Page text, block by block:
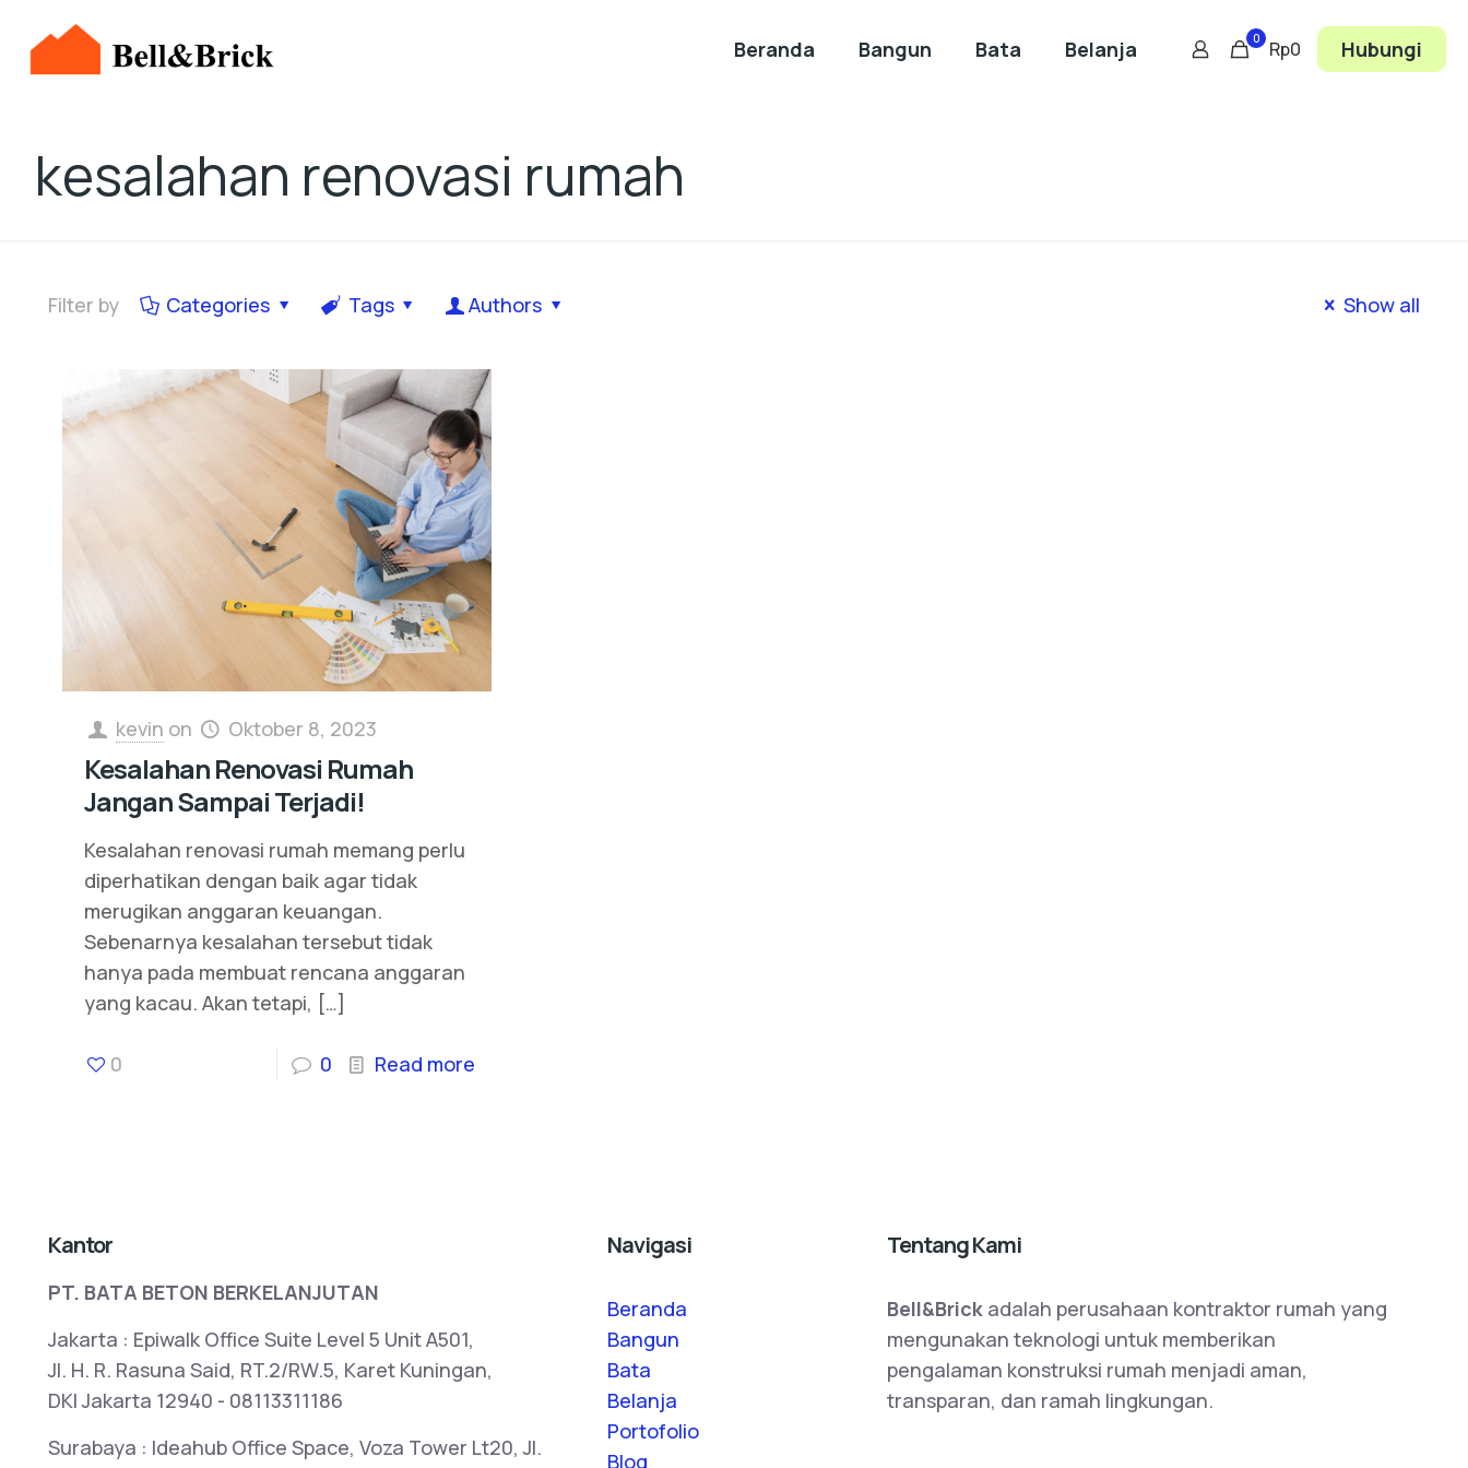
Beranda Bangun Bata Belanja 0 Rp0 Hubungi
kesalahan renovasi rumah
Filter by Categories Tags Authors Show all
kevin on Oktober 8, 2023
Kesalahan Renovasi Rumah
Jangan Sampai Terjadi!
Kesalahan renovasi rumah memang perlu
diperhatikan dengan baik agar tidak
merugikan anggaran keuangan.
Sebenarnya kesalahan tersebut tidak
hanya pada membuat rencana anggaran
yang kacau. Akan tetapi, […]
0 0 Read more
Kantor
PT. BATA BETON BERKELANJUTAN
Jakarta : Epiwalk Office Suite Level 5 Unit A501,
Jl. H. R. Rasuna Said, RT.2/RW.5, Karet Kuningan,
DKI Jakarta 12940 - 08113311186
Surabaya : Ideahub Office Space, Voza Tower Lt20, Jl.
Navigasi
Beranda
Bangun
Bata
Belanja
Portofolio
Blog
Tentang Kami
Bell&Brick adalah perusahaan kontraktor rumah yang
mengunakan teknologi untuk memberikan
pengalaman konstruksi rumah menjadi aman,
transparan, dan ramah lingkungan.